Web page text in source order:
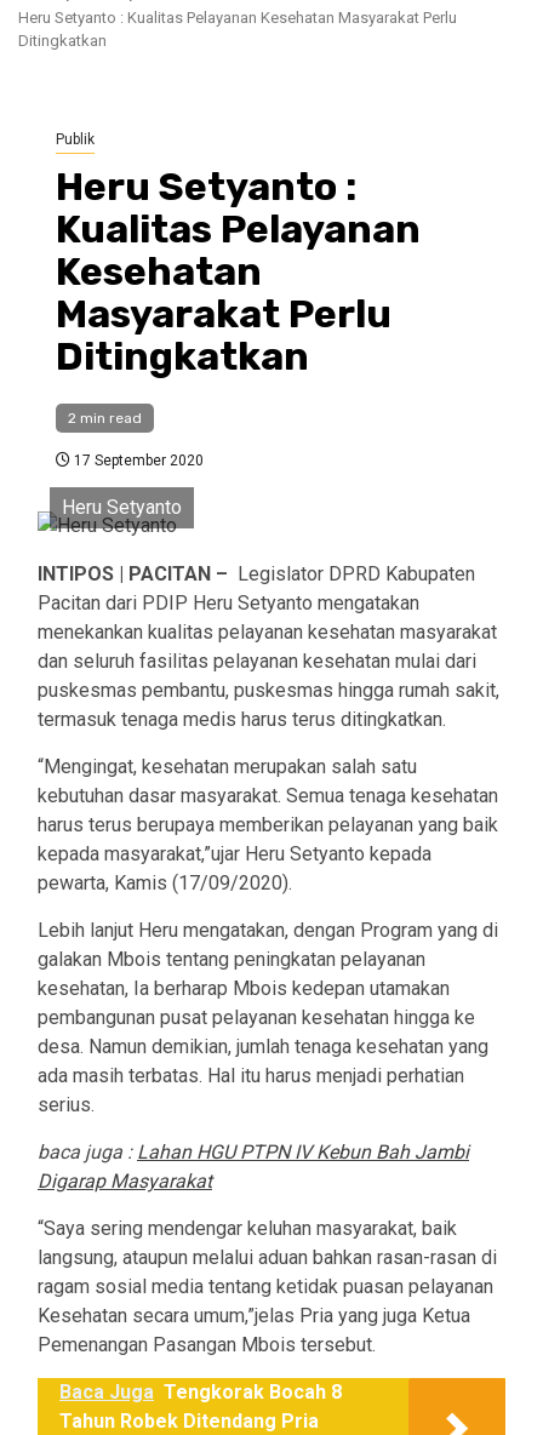
Heru Setyanto : Kualitas Pelayanan Kesehatan Masyarakat Perlu
Ditingkatkan
Publik
Heru Setyanto :
Kualitas Pelayanan
Kesehatan
Masyarakat Perlu
Ditingkatkan
2 min read
17 September 2020
Heru Setyanto
INTIPOS | PACITAN –
Legislator DPRD Kabupaten
Pacitan dari PDIP Heru Setyanto mengatakan
menekankan kualitas pelayanan kesehatan masyarakat
dan seluruh fasilitas pelayanan kesehatan mulai dari
puskesmas pembantu, puskesmas hingga rumah sakit,
termasuk tenaga medis harus terus ditingkatkan.
“Mengingat, kesehatan merupakan salah satu
kebutuhan dasar masyarakat. Semua tenaga kesehatan
harus terus berupaya memberikan pelayanan yang baik
kepada masyarakat,”ujar Heru Setyanto kepada
pewarta, Kamis (17/09/2020).
Lebih lanjut Heru mengatakan, dengan Program yang di
galakan Mbois tentang peningkatan pelayanan
kesehatan, Ia berharap Mbois kedepan utamakan
pembangunan pusat pelayanan kesehatan hingga ke
desa. Namun demikian, jumlah tenaga kesehatan yang
ada masih terbatas. Hal itu harus menjadi perhatian
serius.
baca juga : Lahan HGU PTPN IV Kebun Bah Jambi
Digarap Masyarakat
“Saya sering mendengar keluhan masyarakat, baik
langsung, ataupun melalui aduan bahkan rasan-rasan di
ragam sosial media tentang ketidak puasan pelayanan
Kesehatan secara umum,”jelas Pria yang juga Ketua
Pemenangan Pasangan Mbois tersebut.
Baca Juga Tengkorak Bocah 8
Tahun Robek Ditendang Pria